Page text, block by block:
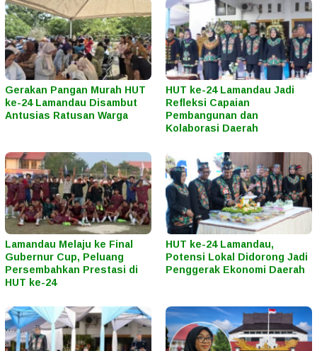
Gerakan Pangan Murah HUT
ke-24 Lamandau Disambut
Antusias Ratusan Warga
HUT ke-24 Lamandau Jadi
Refleksi Capaian
Pembangunan dan
Kolaborasi Daerah
Lamandau Melaju ke Final
Gubernur Cup, Peluang
Persembahkan Prestasi di
HUT ke-24
HUT ke-24 Lamandau,
Potensi Lokal Didorong Jadi
Penggerak Ekonomi Daerah